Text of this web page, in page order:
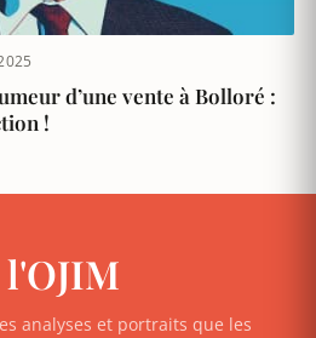
d’une vente à Bolloré :
!
analyses et portraits que les